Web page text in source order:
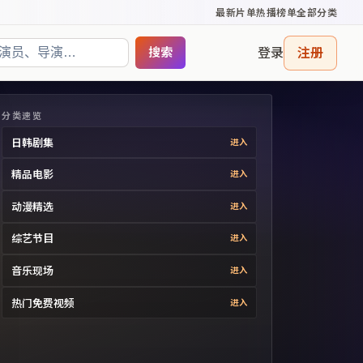
最新片单热播榜单全部分类
搜索 登录 注册
分类速览
日韩剧集 进入
精品电影 进入
动漫精选 进入
综艺节目 进入
音乐现场 进入
热门免费视频 进入